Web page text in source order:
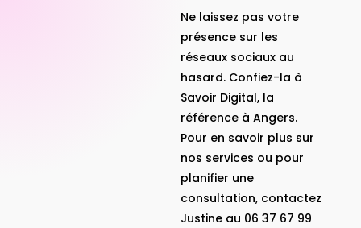
Ne laissez pas votre
présence sur les
réseaux sociaux au
hasard. Confiez-la à
Savoir Digital, la
référence à Angers.
Pour en savoir plus sur
nos services ou pour
planifier une
consultation, contactez
Justine au 06 37 67 99